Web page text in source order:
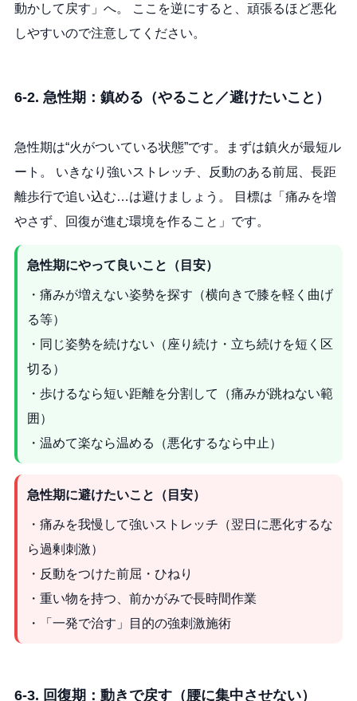
動かして戻す」へ。 ここを逆にすると、頑張るほど悪化
しやすいので注意してください。
6-2. 急性期：鎮める（やること／避けたいこと）
急性期は“火がついている状態”です。まずは鎮火が最短ル
ート。 いきなり強いストレッチ、反動のある前屈、長距
離歩行で追い込む…は避けましょう。 目標は「痛みを増
やさず、回復が進む環境を作ること」です。
急性期にやって良いこと（目安）
・痛みが増えない姿勢を探す（横向きで膝を軽く曲げ
る等）
・同じ姿勢を続けない（座り続け・立ち続けを短く区
切る）
・歩けるなら短い距離を分割して（痛みが跳ねない範
囲）
・温めて楽なら温める（悪化するなら中止）
急性期に避けたいこと（目安）
・痛みを我慢して強いストレッチ（翌日に悪化するな
ら過剰刺激）
・反動をつけた前屈・ひねり
・重い物を持つ、前かがみで長時間作業
・「一発で治す」目的の強刺激施術
6-3. 回復期：動きで戻す（腰に集中させない）